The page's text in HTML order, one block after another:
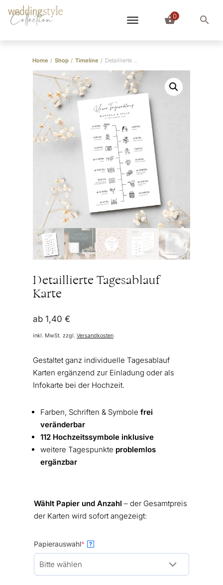
Collection 0
Home / Shop / Timeline / Detaillierte Tagesablauf Karte
Detaillierte Tagesablauf
Karte
ab 1,40 €
inkl. MwSt. zzgl. Versandkosten
Gestaltet ganz individuelle Tagesablauf
Karten ergänzend zur Einladung oder als
Infokarte bei der Hochzeit.
Farben, Schriften & Symbole frei
veränderbar
112 Hochzeitssymbole inklusive
weitere Tagespunkte problemlos
ergänzbar
Wählt Papier und Anzahl – der Gesamtpreis
der Karten wird sofort angezeigt:
Papierauswahl*(required)
?